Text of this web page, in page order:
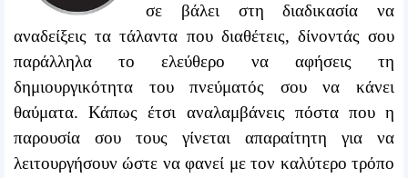
σε βάλει στη διαδικασία να
αναδείξεις τα τάλαντα που διαθέτεις, δίνοντάς σου
παράλληλα το ελεύθερο να αφήσεις τη
δημιουργικότητα του πνεύματός σου να κάνει
θαύματα. Κάπως έτσι αναλαμβάνεις πόστα που η
παρουσία σου τους γίνεται απαραίτητη για να
λειτουργήσουν ώστε να φανεί με τον καλύτερο τρόπο